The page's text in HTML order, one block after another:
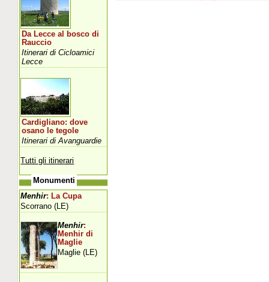
Da Lecce al bosco di
Rauccio
Itinerari di Cicloamici
Lecce
Cardigliano: dove
osano le tegole
Itinerari di Avanguardie
Tutti gli itinerari
Monumenti
Menhir: La Cupa
Scorrano (LE)
Menhir:
Menhir di
Maglie
Maglie (LE)